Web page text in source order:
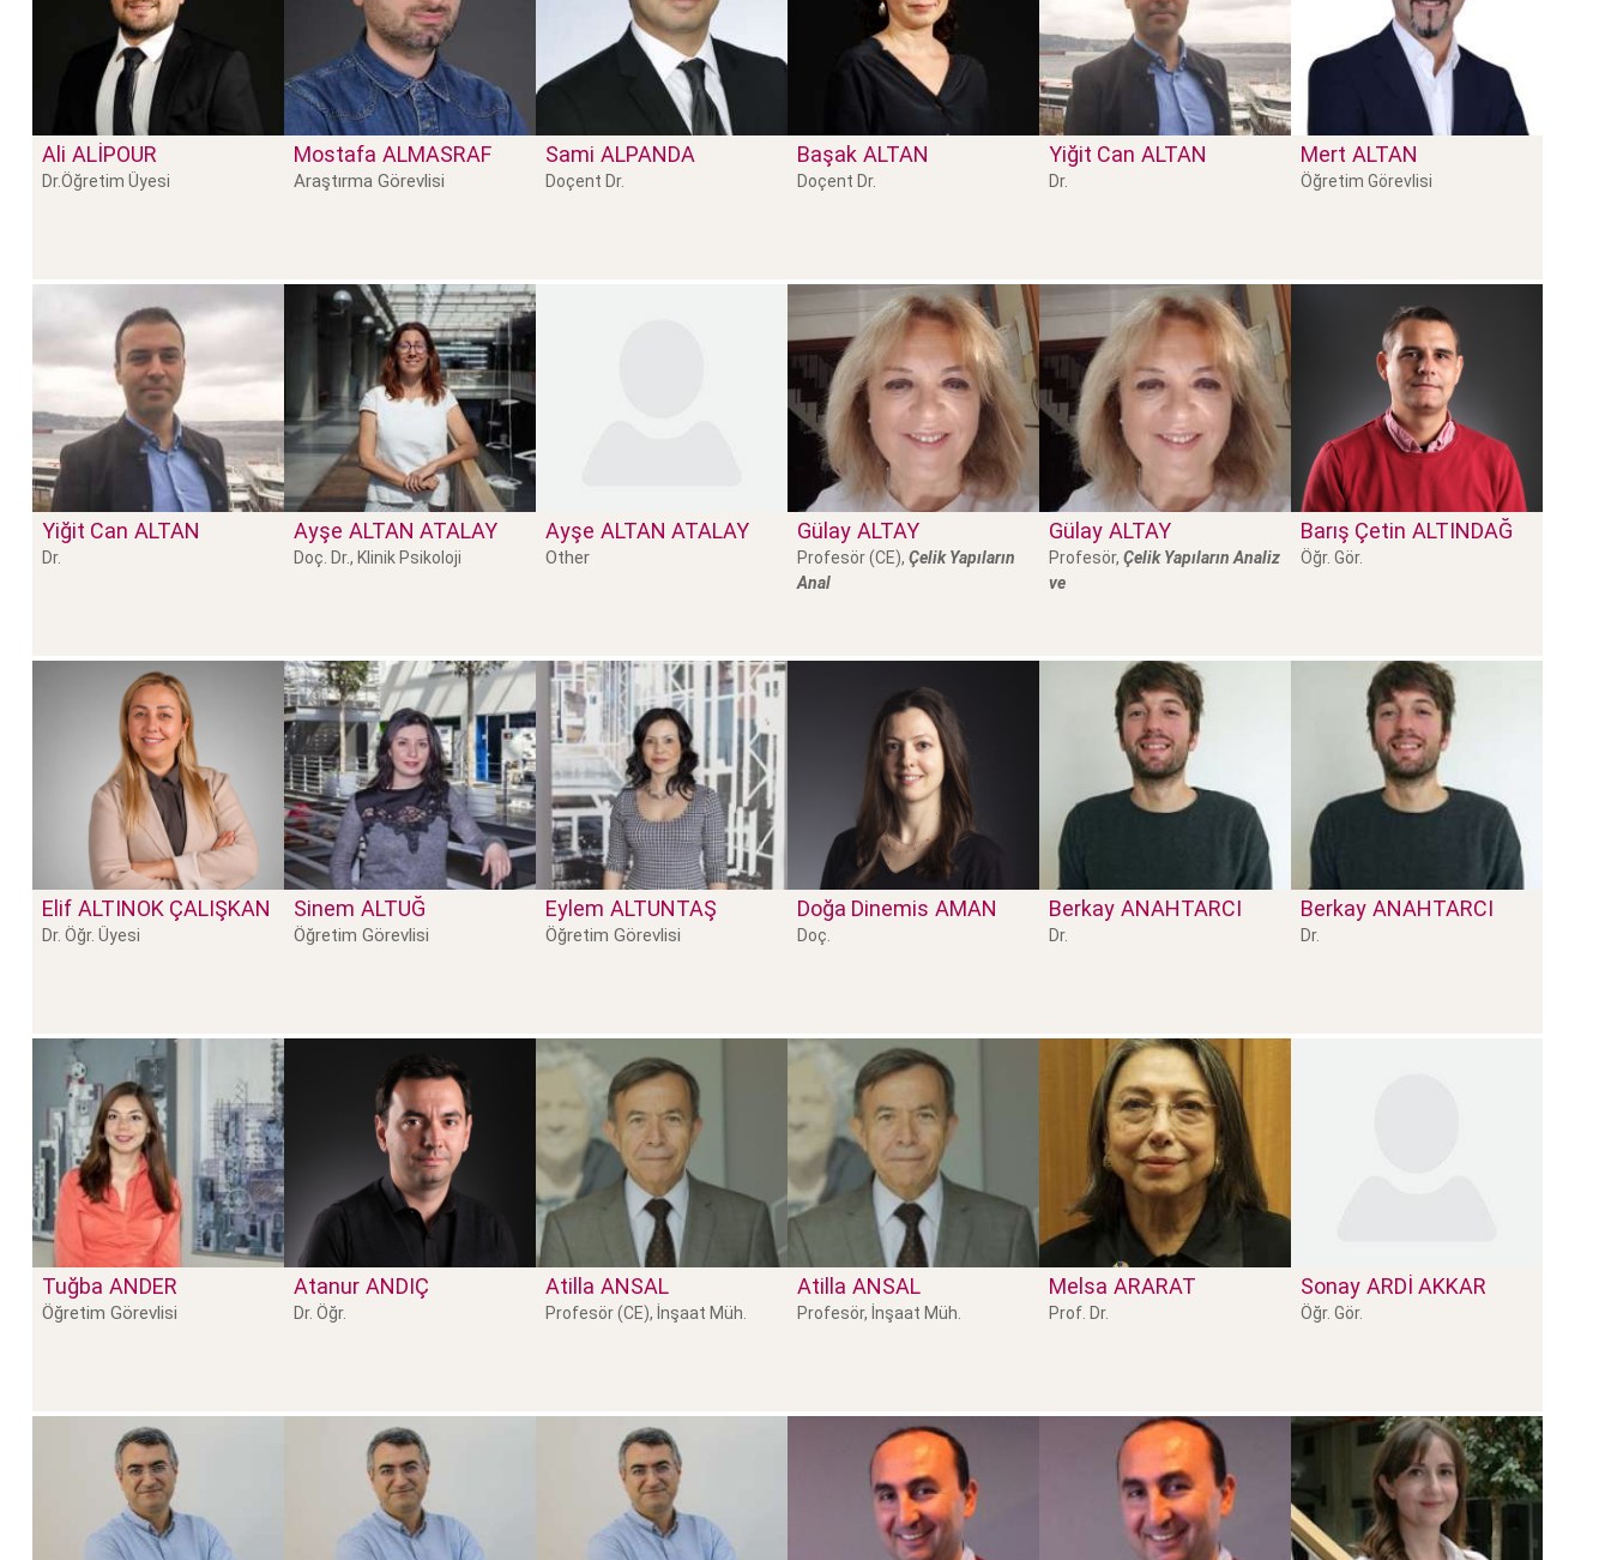
Ali ALIPOUR
Dr.Öğretim Üyesi
Mostafa ALMASRAF
Araştırma Görevlisi
Sami ALPANDA
Doçent Dr.
Başak ALTAN
Doçent Dr.
Yiğit Can ALTAN
Dr.
Mert ALTAN
Öğretim Görevlisi
Yiğit Can ALTAN
Dr.
Ayşe ALTAN ATALAY
Doç. Dr., Klinik Psikoloji
Ayşe ALTAN ATALAY
Other
Gülay ALTAY
Profesör (CE), Çelik Yapıların
Anal
Gülay ALTAY
Profesör, Çelik Yapıların Analiz
ve
Barış Çetin ALTINDAĞ
Öğr. Gör.
Elif ALTINOK ÇALIŞKAN
Dr. Öğr. Üyesi
Sinem ALTUĞ
Öğretim Görevlisi
Eylem ALTUNTAŞ
Öğretim Görevlisi
Doğa Dinemis AMAN
Doç.
Berkay ANAHTARCI
Dr.
Berkay ANAHTARCI
Dr.
Tuğba ANDER
Öğretim Görevlisi
Atanur ANDIÇ
Dr. Öğr.
Atilla ANSAL
Profesör (CE), İnşaat Müh.
Atilla ANSAL
Profesör, İnşaat Müh.
Melsa ARARAT
Prof. Dr.
Sonay ARDİ AKKAR
Öğr. Gör.